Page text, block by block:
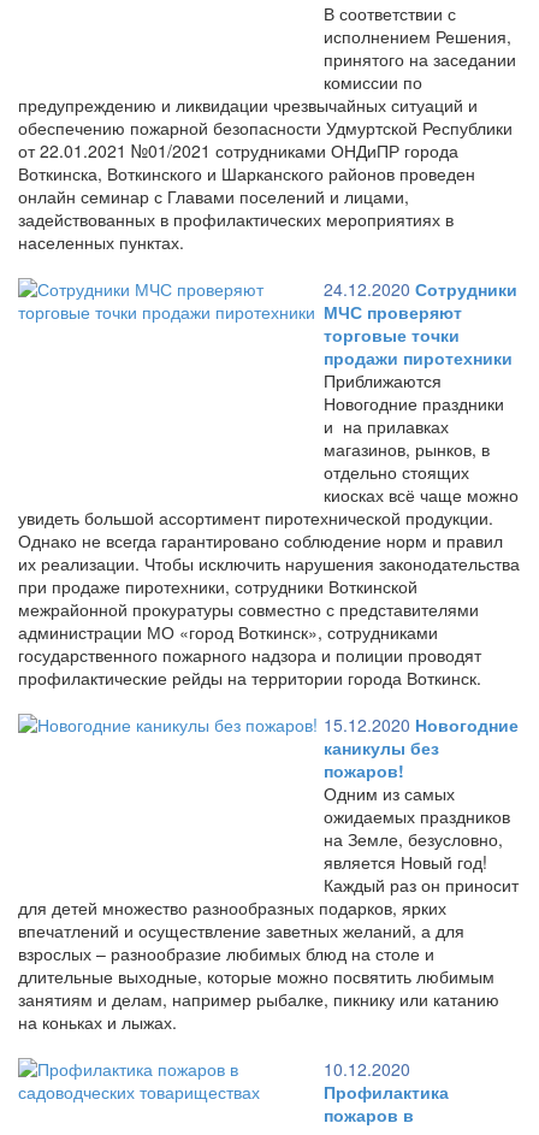
В соответствии с
исполнением Решения,
принятого на заседании
комиссии по
предупреждению и ликвидации чрезвычайных ситуаций и
обеспечению пожарной безопасности Удмуртской Республики
от 22.01.2021 №01/2021 сотрудниками ОНДиПР города
Воткинска, Воткинского и Шарканского районов проведен
онлайн семинар с Главами поселений и лицами,
задействованных в профилактических мероприятиях в
населенных пунктах.
24.12.2020 Сотрудники
МЧС проверяют
торговые точки
продажи пиротехники
Приближаются
Новогодние праздники
и на прилавках
магазинов, рынков, в
отдельно стоящих
киосках всё чаще можно
увидеть большой ассортимент пиротехнической продукции.
Однако не всегда гарантировано соблюдение норм и правил
их реализации. Чтобы исключить нарушения законодательства
при продаже пиротехники, сотрудники Воткинской
межрайонной прокуратуры совместно с представителями
администрации МО «город Воткинск», сотрудниками
государственного пожарного надзора и полиции проводят
профилактические рейды на территории города Воткинск.
15.12.2020 Новогодние
каникулы без
пожаров!
Одним из самых
ожидаемых праздников
на Земле, безусловно,
является Новый год!
Каждый раз он приносит
для детей множество разнообразных подарков, ярких
впечатлений и осуществление заветных желаний, а для
взрослых – разнообразие любимых блюд на столе и
длительные выходные, которые можно посвятить любимым
занятиям и делам, например рыбалке, пикнику или катанию
на коньках и лыжах.
10.12.2020
Профилактика
пожаров в